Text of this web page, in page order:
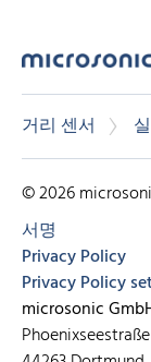
거리 센서
© 2026
서명
Privacy Policy
Privacy Policy
microsonic